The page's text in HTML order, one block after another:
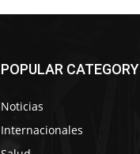
POPULAR CATEGORY
Noticias
Internacionales